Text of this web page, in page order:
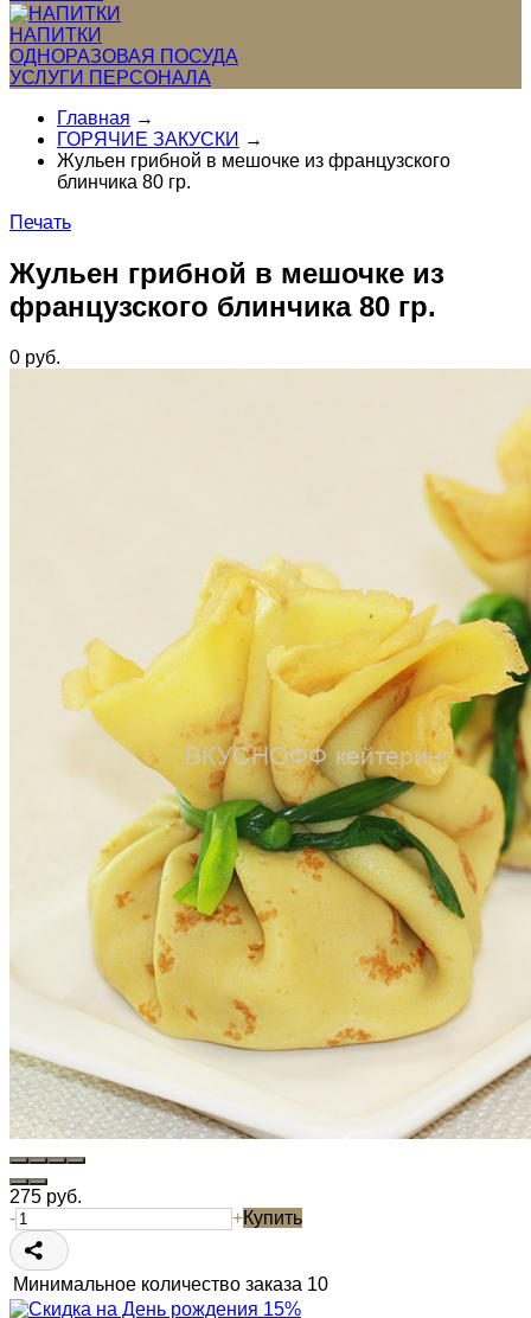
НАПИТКИ
ОДНОРАЗОВАЯ ПОСУДА
УСЛУГИ ПЕРСОНАЛА
Главная →
ГОРЯЧИЕ ЗАКУСКИ →
Жульен грибной в мешочке из французского
блинчика 80 гр.
Печать
Жульен грибной в мешочке из
французского блинчика 80 гр.
0 руб.
275 руб.
-
+Купить
Минимальное количество заказа 10